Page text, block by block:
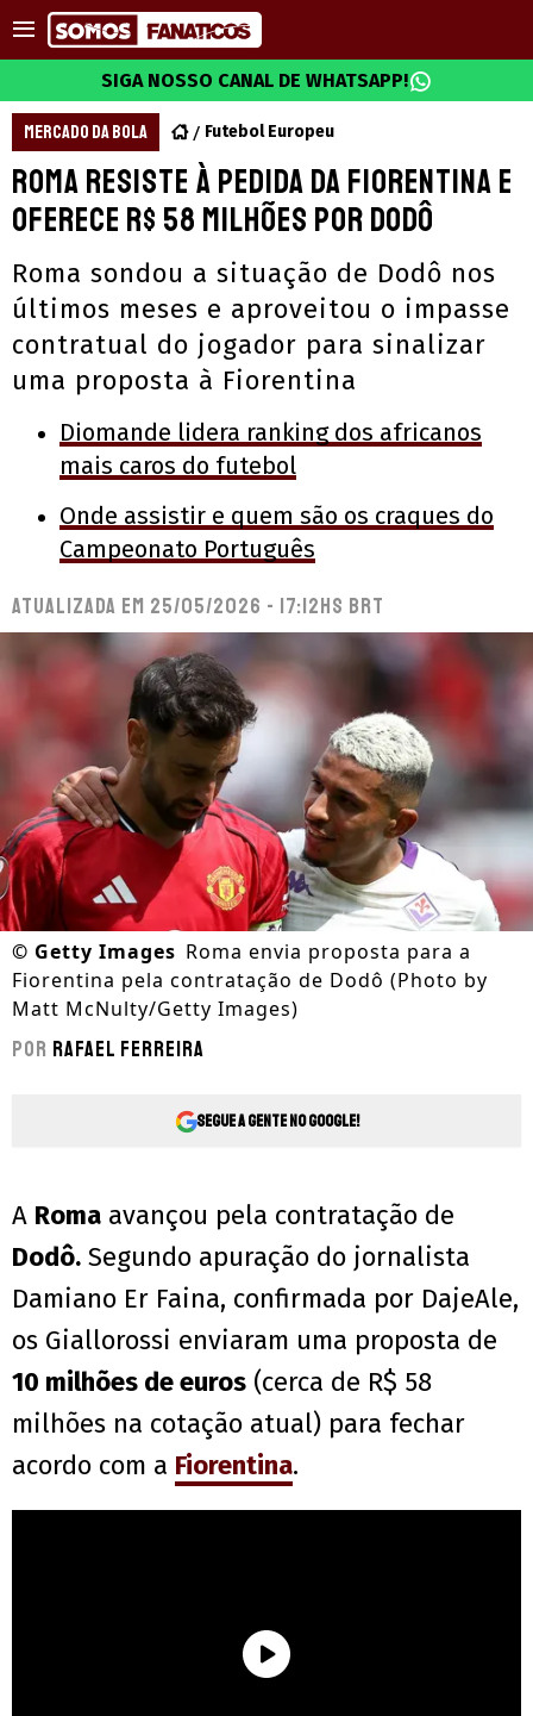
SIGA NOSSO CANAL DE WHATSAPP!
MERCADO DA BOLA Futebol Europeu
Roma resiste à pedida da Fiorentina e
oferece R$ 58 milhões por Dodô
Roma sondou a situação de Dodô nos
últimos meses e aproveitou o impasse
contratual do jogador para sinalizar
uma proposta à Fiorentina
Diomande lidera ranking dos africanos
mais caros do futebol
Onde assistir e quem são os craques do
Campeonato Português
Atualizada em 25/05/2026 - 17:12hs BRT
© Getty Images Roma envia proposta para a
Fiorentina pela contratação de Dodô (Photo by
Matt McNulty/Getty Images)
Por Rafael Ferreira
Segue a gente no Google!
A Roma avançou pela contratação de
Dodô. Segundo apuração do jornalista
Damiano Er Faina, confirmada por DajeAle,
os Giallorossi enviaram uma proposta de
10 milhões de euros (cerca de R$ 58
milhões na cotação atual) para fechar
acordo com a Fiorentina.